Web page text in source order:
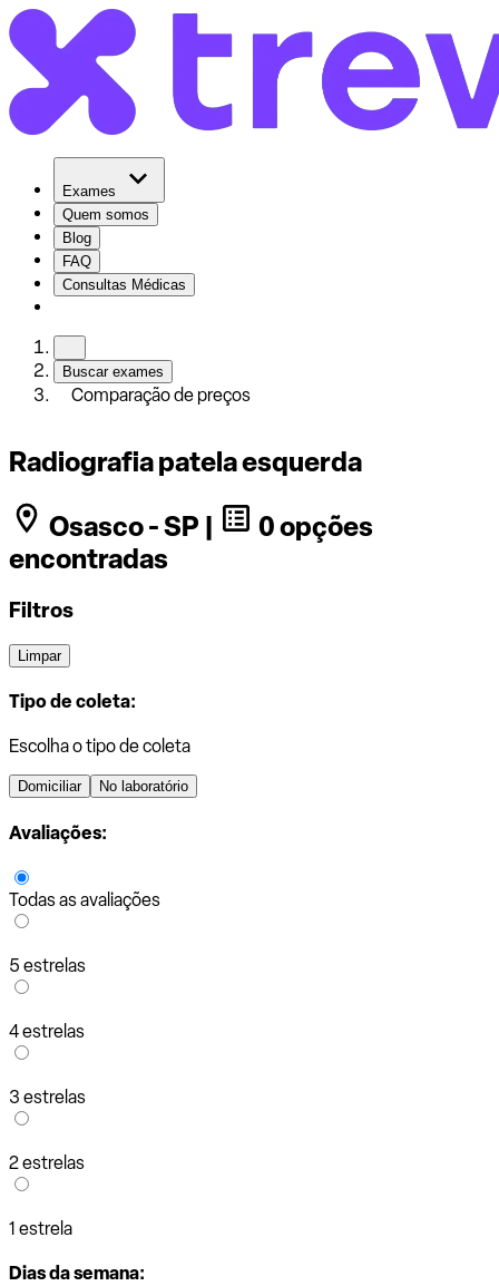
Exames
Quem somos
Blog
FAQ
Consultas Médicas
Buscar exames
Comparação de preços
Radiografia patela esquerda
Osasco - SP |
0 opções
encontradas
Filtros
Limpar
Tipo de coleta:
Escolha o tipo de coleta
Domiciliar No laboratório
Avaliações:
Todas as avaliações
5 estrelas
4 estrelas
3 estrelas
2 estrelas
1 estrela
Dias da semana: